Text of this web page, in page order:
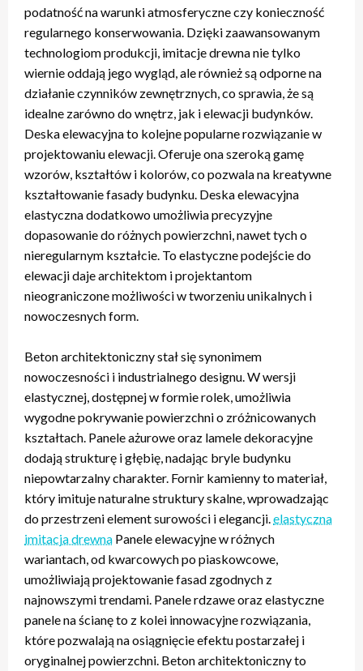
podatność na warunki atmosferyczne czy konieczność
regularnego konserwowania. Dzięki zaawansowanym
technologiom produkcji, imitacje drewna nie tylko
wiernie oddają jego wygląd, ale również są odporne na
działanie czynników zewnętrznych, co sprawia, że są
idealne zarówno do wnętrz, jak i elewacji budynków.
Deska elewacyjna to kolejne popularne rozwiązanie w
projektowaniu elewacji. Oferuje ona szeroką gamę
wzorów, kształtów i kolorów, co pozwala na kreatywne
kształtowanie fasady budynku. Deska elewacyjna
elastyczna dodatkowo umożliwia precyzyjne
dopasowanie do różnych powierzchni, nawet tych o
nieregularnym kształcie. To elastyczne podejście do
elewacji daje architektom i projektantom
nieograniczone możliwości w tworzeniu unikalnych i
nowoczesnych form.
Beton architektoniczny stał się synonimem
nowoczesności i industrialnego designu. W wersji
elastycznej, dostępnej w formie rolek, umożliwia
wygodne pokrywanie powierzchni o zróżnicowanych
kształtach. Panele ażurowe oraz lamele dekoracyjne
dodają strukturę i głębię, nadając bryle budynku
niepowtarzalny charakter. Fornir kamienny to materiał,
który imituje naturalne struktury skalne, wprowadzając
do przestrzeni element surowości i elegancji. elastyczna
imitacja drewna Panele elewacyjne w różnych
wariantach, od kwarcowych po piaskowcowe,
umożliwiają projektowanie fasad zgodnych z
najnowszymi trendami. Panele rdzawe oraz elastyczne
panele na ścianę to z kolei innowacyjne rozwiązania,
które pozwalają na osiągnięcie efektu postarzałej i
oryginalnej powierzchni. Beton architektoniczny to